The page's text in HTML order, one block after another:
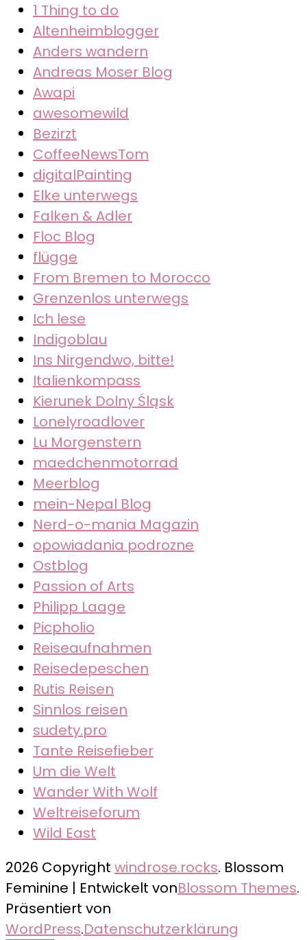
1 Thing to do
Altenheimblogger
Anders wandern
Andreas Moser Blog
Awapi
awesomewild
Bezirzt
CoffeeNewsTom
digitalPainting
Elke unterwegs
Falken & Adler
Floc Blog
flügge
From Bremen to Morocco
Grenzenlos unterwegs
Ich lese
Indigoblau
Ins Nirgendwo, bitte!
Italienkompass
Kierunek Dolny Śląsk
Lonelyroadlover
Lu Morgenstern
maedchenmotorrad
Meerblog
mein-Nepal Blog
Nerd-o-mania Magazin
opowiadania podrozne
Ostblog
Passion of Arts
Philipp Laage
Picpholio
Reiseaufnahmen
Reisedepeschen
Rutis Reisen
Sinnlos reisen
sudety.pro
Tante Reisefieber
Um die Welt
Wander With Wolf
Weltreiseforum
Wild East
2026 Copyright windrose.rocks. Blossom
Feminine | Entwickelt vonBlossom Themes.
Präsentiert von
WordPress.Datenschutzerklärung